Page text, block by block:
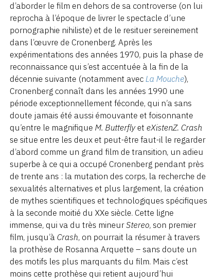
d’aborder le film en dehors de sa controverse (on lui
reprocha à l’époque de livrer le spectacle d’une
pornographie nihiliste) et de le resituer sereinement
dans l’œuvre de Cronenberg. Après les
expérimentations des années 1970, puis la phase de
reconnaissance qui s’est accentuée à la fin de la
décennie suivante (notamment avecLa Mouche),
Cronenberg connaît dans les années 1990 une
période exceptionnellement féconde, qui n’a sans
doute jamais été aussi émouvante et foisonnante
qu’entre le magnifique M. Butterflyet eXistenZ. Crash
se situe entre les deux et peut-être faut-il le regarder
d’abord comme un grand film de transition, un adieu
superbe à ce qui a occupé Cronenberg pendant près
de trente ans : la mutation des corps, la recherche de
sexualités alternatives et plus largement, la création
de mythes scientifiques et technologiques spécifiques
à la seconde moitié du XXe siècle. Cette ligne
immense, qui va du très mineurStereo, son premier
film, jusqu’à Crash, on pourrait la résumer à travers
la prothèse de Rosanna Arquette – sans doute un
des motifs les plus marquants du film. Mais c’est
moins cette prothèse qui retient aujourd’hui